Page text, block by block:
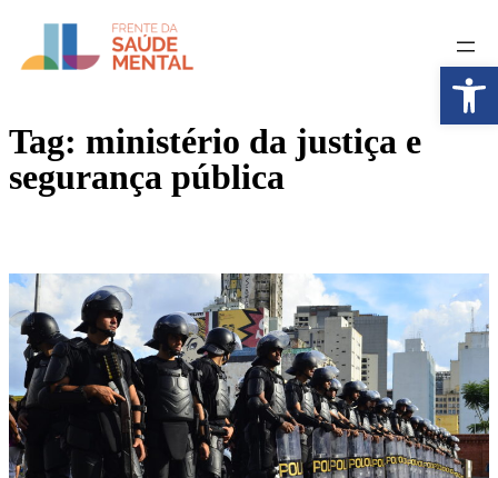
Abrir a
Tag: ministério da justiça e
segurança pública